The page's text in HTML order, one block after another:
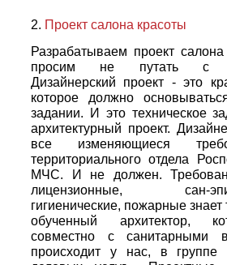
Проект салона красоты
Разрабатываем проект
просим не путать с
Дизайнерский проект - это
которое должно
задании. И это техническое
архитектурный проект.
все изменяющиеся
территориального отдела
МЧС. И не должен.
лицензионные, сан-
гигиенические, пожарные знает
обученный архитектор,
совместно с санитарными
происходит у нас, в группе